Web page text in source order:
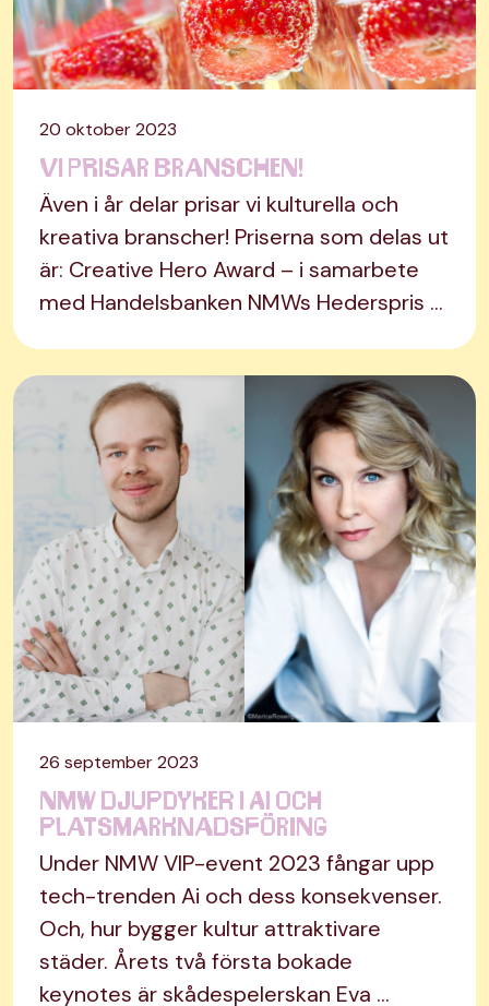
20 oktober 2023
Vi prisar branschen!
Även i år delar prisar vi kulturella och
kreativa branscher! Priserna som delas ut
är: Creative Hero Award – i samarbete
med Handelsbanken NMWs Hederspris …
26 september 2023
NMW djupdyker i Ai och
platsmarknadsföring
Under NMW VIP-event 2023 fångar upp
tech-trenden Ai och dess konsekvenser.
Och, hur bygger kultur attraktivare
städer. Årets två första bokade
keynotes är skådespelerskan Eva …